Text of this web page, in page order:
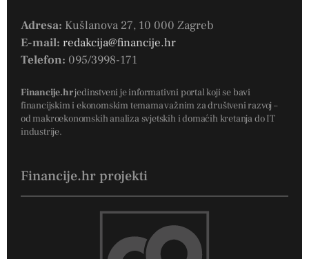
Adresa: Kušlanova 27, 10 000 Zagreb
E-mail: redakcija@financije.hr
Telefon: 095/3998-171
Financije.hrjedinstveni je informativni portal koji se bavi
financijskim i ekonomskim temama važnim za društveni razvoj –
od makroekonomskih analiza svjetskih i domaćih kretanja do IT
industrije.
Financije.hr projekti